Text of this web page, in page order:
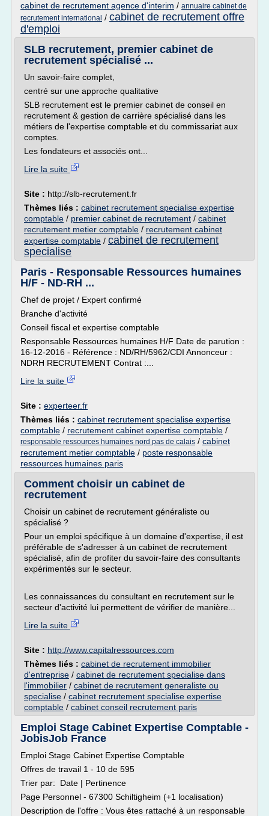
cabinet de recrutement agence d'interim / annuaire cabinet de
recrutement international / cabinet de recrutement offre
d'emploi
SLB recrutement, premier cabinet de
recrutement spécialisé ...
Un savoir-faire complet,
centré sur une approche qualitative
SLB recrutement est le premier cabinet de conseil en
recrutement & gestion de carrière spécialisé dans les
métiers de l'expertise comptable et du commissariat aux
comptes.
Les fondateurs et associés ont...
Lire la suite
Site : http://slb-recrutement.fr
Thèmes liés : cabinet recrutement specialise expertise
comptable / premier cabinet de recrutement / cabinet
recrutement metier comptable / recrutement cabinet
expertise comptable / cabinet de recrutement
specialise
Paris - Responsable Ressources humaines
H/F - ND-RH ...
Chef de projet / Expert confirmé
Branche d'activité
Conseil fiscal et expertise comptable
Responsable Ressources humaines H/F Date de parution :
16-12-2016 - Référence : ND/RH/5962/CDI Annonceur :
NDRH RECRUTEMENT Contrat :...
Lire la suite
Site : experteer.fr
Thèmes liés : cabinet recrutement specialise expertise
comptable / recrutement cabinet expertise comptable /
responsable ressources humaines nord pas de calais / cabinet
recrutement metier comptable / poste responsable
ressources humaines paris
Comment choisir un cabinet de
recrutement
Choisir un cabinet de recrutement généraliste ou
spécialisé ?
Pour un emploi spécifique à un domaine d'expertise, il est
préférable de s'adresser à un cabinet de recrutement
spécialisé, afin de profiter du savoir-faire des consultants
expérimentés sur le secteur.
Les connaissances du consultant en recrutement sur le
secteur d'activité lui permettent de vérifier de manière...
Lire la suite
Site : http://www.capitalressources.com
Thèmes liés : cabinet de recrutement immobilier
d'entreprise / cabinet de recrutement specialise dans
l'immobilier / cabinet de recrutement generaliste ou
specialise / cabinet recrutement specialise expertise
comptable / cabinet conseil recrutement paris
Emploi Stage Cabinet Expertise Comptable -
JobisJob France
Emploi Stage Cabinet Expertise Comptable
Offres de travail 1 - 10 de 595
Trier par: Date | Pertinence
Page Personnel - 67300 Schiltigheim (+1 localisation)
Description de l'offre : Vous êtes rattaché à un responsable